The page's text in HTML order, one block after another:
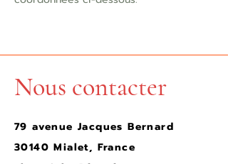
Nous contacter
79 avenue Jacques Bernard
30140 Mialet, France